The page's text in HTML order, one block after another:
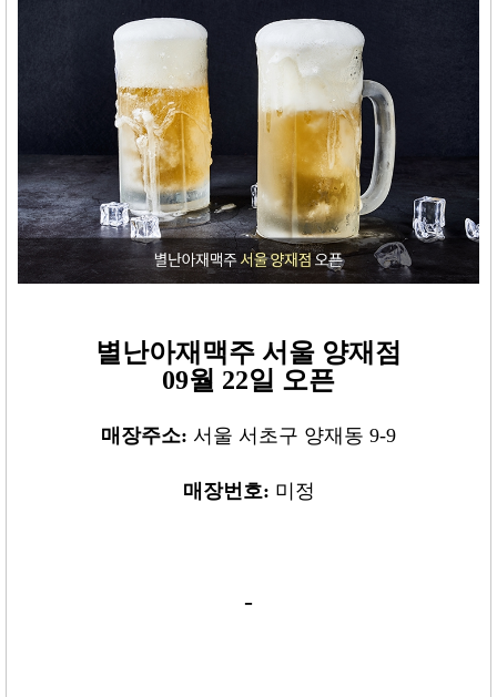
별난아재맥주 서울 양재 점
09월 22일 오픈
매장주소: 서울 서초구 양재동 9-9
매장번호: 미정
-